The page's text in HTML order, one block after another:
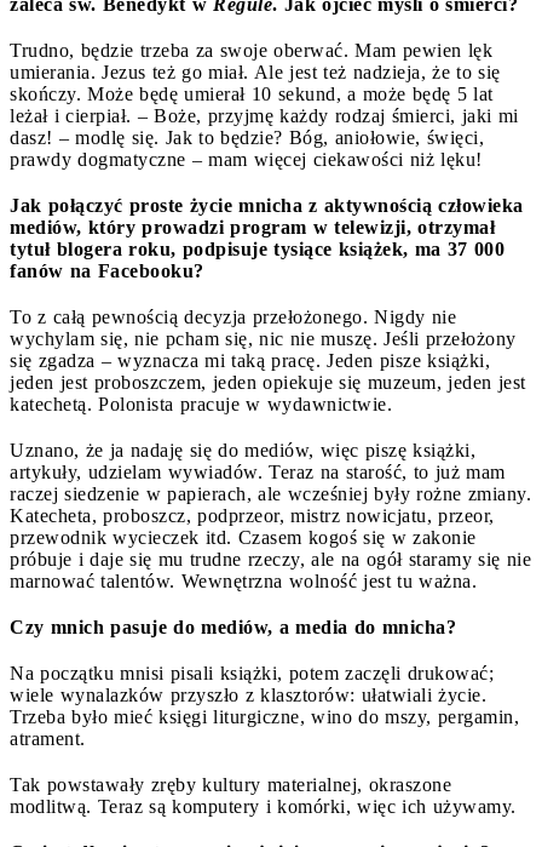
Trudno, będzie trzeba za swoje oberwać. Mam pewien lęk
umierania. Jezus też go miał. Ale jest też nadzieja, że to się
skończy. Może będę umierał 10 sekund, a może będę 5 lat
leżał i cierpiał. – Boże, przyjmę każdy rodzaj śmierci, jaki mi
dasz! – modlę się. Jak to będzie? Bóg, aniołowie, święci,
prawdy dogmatyczne – mam więcej ciekawości niż lęku!
Jak połączyć proste życie mnicha z aktywnością człowieka
mediów, który prowadzi program w telewizji, otrzymał
tytuł blogera roku, podpisuje tysiące książek, ma 37 000
fanów na Facebooku?
To z całą pewnością decyzja przełożonego. Nigdy nie
wychylam się, nie pcham się, nic nie muszę. Jeśli przełożony
się zgadza – wyznacza mi taką pracę. Jeden pisze książki,
jeden jest proboszczem, jeden opiekuje się muzeum, jeden jest
katechetą. Polonista pracuje w wydawnictwie.
Uznano, że ja nadaję się do mediów, więc piszę książki,
artykuły, udzielam wywiadów. Teraz na starość, to już mam
raczej siedzenie w papierach, ale wcześniej były rożne zmiany.
Katecheta, proboszcz, podprzeor, mistrz nowicjatu, przeor,
przewodnik wycieczek itd. Czasem kogoś się w zakonie
próbuje i daje się mu trudne rzeczy, ale na ogół staramy się nie
marnować talentów. Wewnętrzna wolność jest tu ważna.
Czy mnich pasuje do mediów, a media do mnicha?
Na początku mnisi pisali książki, potem zaczęli drukować;
wiele wynalazków przyszło z klasztorów: ułatwiali życie.
Trzeba było mieć księgi liturgiczne, wino do mszy, pergamin,
atrament.
Tak powstawały zręby kultury materialnej, okraszone
modlitwą. Teraz są komputery i komórki, więc ich używamy.